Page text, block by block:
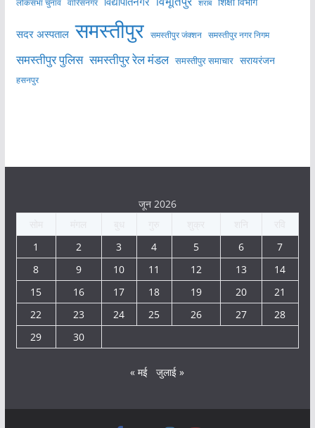
लोकसभा चुनाव शराब
सदर अस्पताल समस्तीपुर समस्तीपुर जंक्शन समस्तीपुर नगर निगम
समस्तीपुर पुलिस समस्तीपुर रेल मंडल समस्तीपुर समाचार सरायरंजन
हसनपुर
जून 2026
1
2 3 4 5 6
7
8
9 10 11 12 13
14
15
16 17 18 19 20
21
22
23 24 25 26 27
28
29
30
« मई जुलाई »